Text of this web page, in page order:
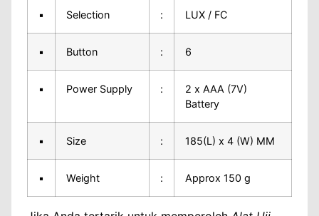
▪ Selection : LUX / FC
▪ Button : 6
▪ Power Supply :
2 x AAA (7V)
Battery
▪ Size : 185(L) x 4 (W) MM
▪ Weight : Approx 150 g